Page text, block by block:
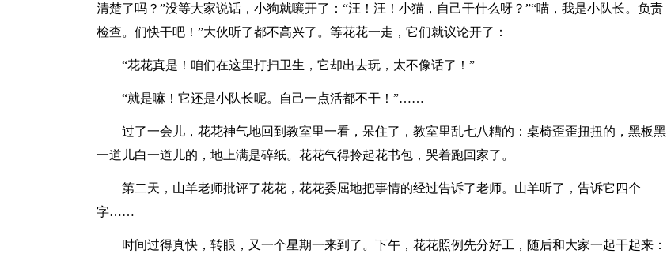
清楚了吗？”没等大家说话，小狗就嚷开了：“汪！汪！小猫，自己干什么呀？”“喵，我是小队长。负责
检查。们快干吧！”大伙听了都不高兴了。等花花一走，它们就议论开了：
“花花真是！咱们在这里打扫卫生，它却出去玩，太不像话了！”
“就是嘛！它还是小队长呢。自己一点活都不干！”……
过了一会儿，花花神气地回到教室里一看，呆住了，教室里乱七八糟的：桌椅歪歪扭扭的，黑板黑
一道儿白一道儿的，地上满是碎纸。花花气得拎起花书包，哭着跑回家了。
第二天，山羊老师批评了花花，花花委屈地把事情的经过告诉了老师。山羊听了，告诉它四个
字……
时间过得真快，转眼，又一个星期一来到了。下午，花花照例先分好工，随后和大家一起干起来：